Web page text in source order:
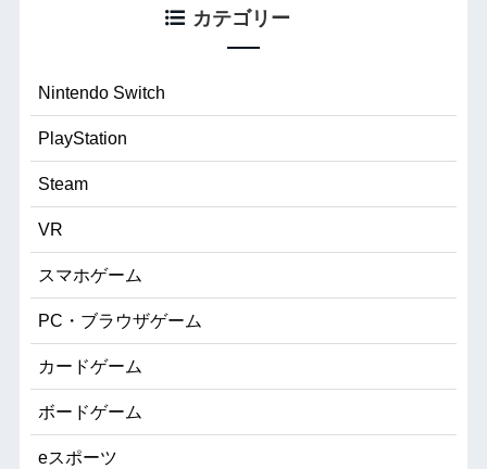
カテゴリー
Nintendo Switch
PlayStation
Steam
VR
スマホゲーム
PC・ブラウザゲーム
カードゲーム
ボードゲーム
eスポーツ